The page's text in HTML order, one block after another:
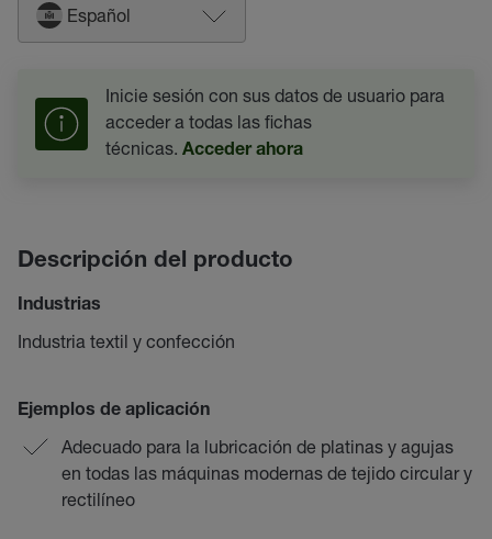
Español
Inicie sesión con sus datos de usuario para
acceder a todas las fichas
técnicas. Acceder ahora
Descripción del producto
Industrias
Industria textil y confección
Ejemplos de aplicación
Adecuado para la lubricación de platinas y agujas
en todas las máquinas modernas de tejido circular y
rectilíneo